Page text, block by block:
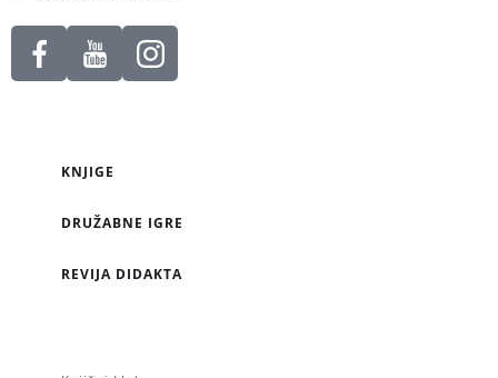
KNJIGE
DRUŽABNE IGRE
REVIJA DIDAKTA